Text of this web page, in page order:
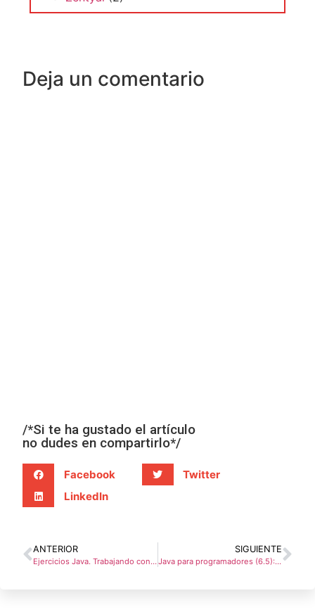
Deja un comentario
/*Si te ha gustado el artículo
no dudes en compartirlo*/
Facebook
Twitter
LinkedIn
ANTERIOR
Ejercicios Java. Trabajando con ficheros
SIGUIENTE
Java para programadores (6.5): Multitarea. Conceptos